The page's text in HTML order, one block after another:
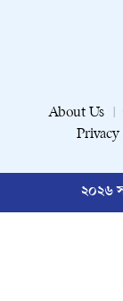
About Us
Privacy
২০২৬